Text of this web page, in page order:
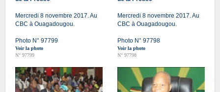
Mercredi 8 novembre 2017. Au
CBC à Ouagadougou.
Photo N° 97799
Voir la photo
N° 97799
Mercredi 8 novembre 2017. Au
CBC à Ouagadougou.
Photo N° 97798
Voir la photo
N° 97798